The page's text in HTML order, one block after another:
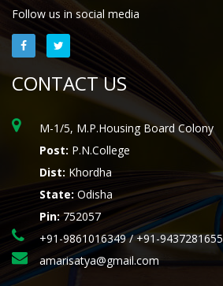
Follow us in social media
CONTACT US
M-1/5, M.P.Housing Board Colony
Post: P.N.College
Dist: Khordha
State: Odisha
Pin:752057
+91-9861016349 / +91-9437281655
amarisatya@gmail.com